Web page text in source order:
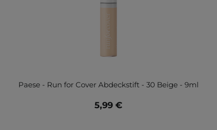
Paese - Run for Cover Abdeckstift - 30 Beige - 9ml
5,99 €